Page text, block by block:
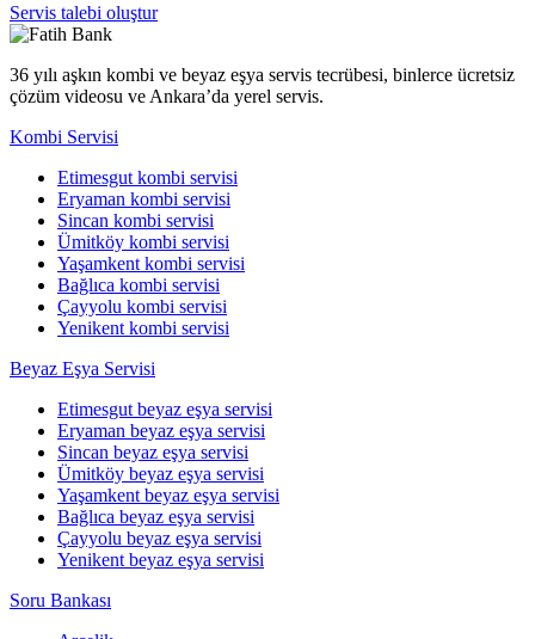
Servis talebi oluştur
36 yılı aşkın kombi ve beyaz eşya servis tecrübesi, binlerce ücretsiz
çözüm videosu ve Ankara’da yerel servis.
Kombi Servisi
Etimesgut kombi servisi
Eryaman kombi servisi
Sincan kombi servisi
Ümitköy kombi servisi
Yaşamkent kombi servisi
Bağlıca kombi servisi
Çayyolu kombi servisi
Yenikent kombi servisi
Beyaz Eşya Servisi
Etimesgut beyaz eşya servisi
Eryaman beyaz eşya servisi
Sincan beyaz eşya servisi
Ümitköy beyaz eşya servisi
Yaşamkent beyaz eşya servisi
Bağlıca beyaz eşya servisi
Çayyolu beyaz eşya servisi
Yenikent beyaz eşya servisi
Soru Bankası